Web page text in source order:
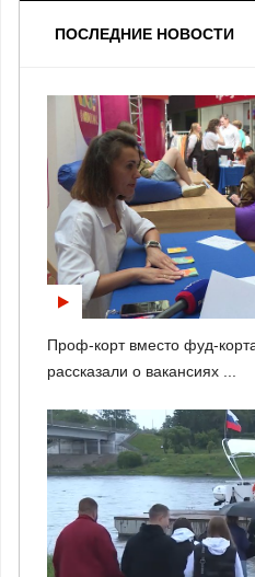
ПОСЛЕДНИЕ НОВОСТИ
Проф-корт вместо фуд-
рассказали о вакансиях ...